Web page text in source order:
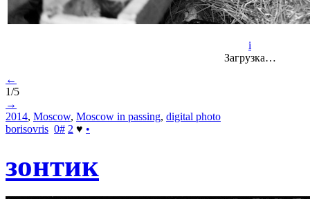
i
Загрузка…
←
1/5
→
2014, Moscow, Moscow in passing, digital photo
borisovris 0# 2 ♥ •
зонтик